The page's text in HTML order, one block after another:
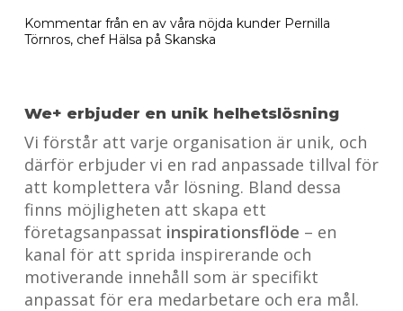
Kommentar från en av våra nöjda kunder Pernilla
Törnros, chef Hälsa på Skanska
We+ erbjuder en unik helhetslösning
Vi förstår att varje organisation är unik, och
därför erbjuder vi en rad anpassade tillval för
att komplettera vår lösning. Bland dessa
finns möjligheten att skapa ett
företagsanpassat inspirationsflöde – en
kanal för att sprida inspirerande och
motiverande innehåll som är specifikt
anpassat för era medarbetare och era mål.